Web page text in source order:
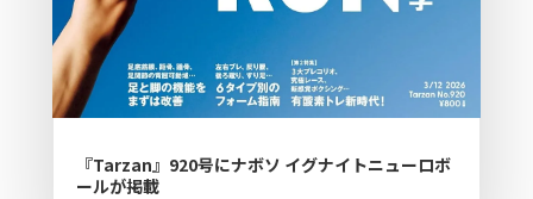
『Tarzan』920号にナボソ イグナイトニューロボ
ールが掲載